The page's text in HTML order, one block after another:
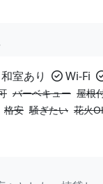
和室あり Wi-Fi
バーベキュー 屋根
格安 騒ぎたい 花火